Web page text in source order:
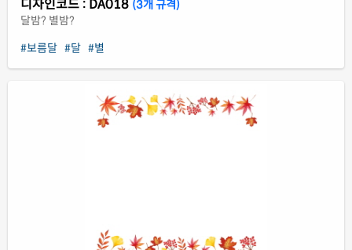
디자인코드 : DA018 (3개 규격)
달밤? 별밤?
#보름달 #달 #별